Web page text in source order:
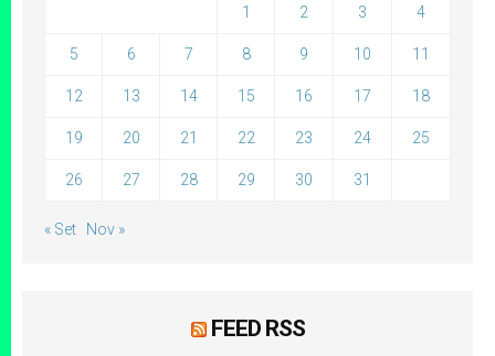
1 2 3 4
5 6 7 8 9 10 11
12 13 14 15 16 17 18
19 20 21 22 23 24 25
26 27 28 29 30 31
« Set Nov »
FEED RSS